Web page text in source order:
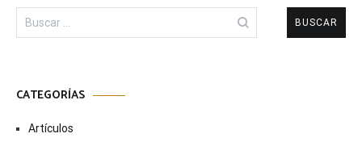
Buscar:
CATEGORÍAS
Artículos